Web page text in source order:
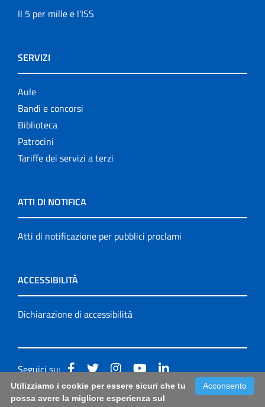
Il 5 per mille e l'ISS
SERVIZI
Aule
Bandi e concorsi
Biblioteca
Patrocini
Tariffe dei servizi a terzi
ATTI DI NOTIFICA
Atti di notificazione per pubblici proclami
ACCESSIBILITÀ
Dichiarazione di accessibilità
Seguici su:
Accessibilità: form di segnalazione di prima istanza per
Acconsento
Utilizziamo i cookie per essere sicuri che tu
possa avere la migliore esperienza sul